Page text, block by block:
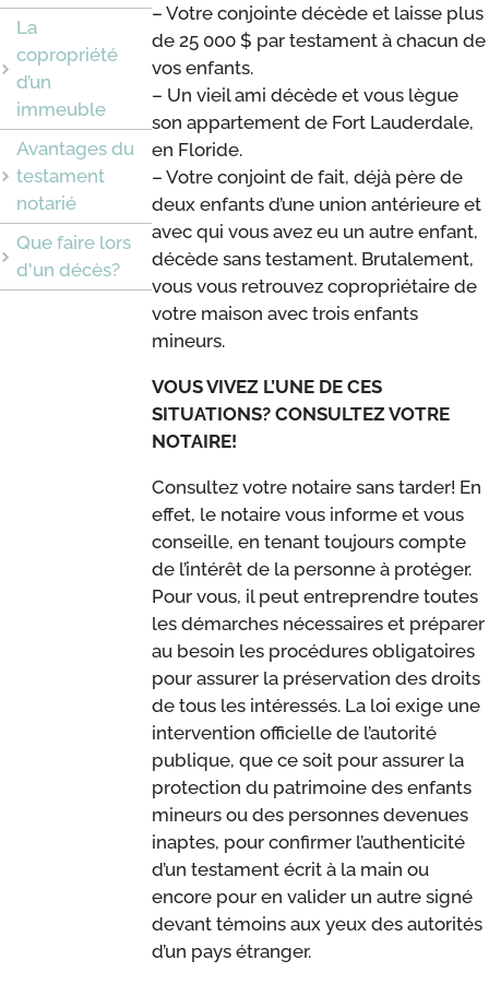
La
copropriété
d’un
immeuble
Avantages du
testament
notarié
Que faire lors
d'un décès?
– Votre conjointe décède et laisse plus
de 25 000 $ par testament à chacun de
vos enfants.
– Un vieil ami décède et vous lègue
son appartement de Fort Lauderdale,
en Floride.
– Votre conjoint de fait, déjà père de
deux enfants d’une union antérieure et
avec qui vous avez eu un autre enfant,
décède sans testament. Brutalement,
vous vous retrouvez copropriétaire de
votre maison avec trois enfants
mineurs.
VOUS VIVEZ L’UNE DE CES
SITUATIONS? CONSULTEZ VOTRE
NOTAIRE!
Consultez votre notaire sans tarder! En
effet, le notaire vous informe et vous
conseille, en tenant toujours compte
de l’intérêt de la personne à protéger.
Pour vous, il peut entreprendre toutes
les démarches nécessaires et préparer
au besoin les procédures obligatoires
pour assurer la préservation des droits
de tous les intéressés. La loi exige une
intervention officielle de l’autorité
publique, que ce soit pour assurer la
protection du patrimoine des enfants
mineurs ou des personnes devenues
inaptes, pour confirmer l’authenticité
d’un testament écrit à la main ou
encore pour en valider un autre signé
devant témoins aux yeux des autorités
d’un pays étranger.